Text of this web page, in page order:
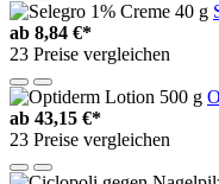
ab 8,84 €*
23 Preise vergleichen
ab 43,15 €*
23 Preise vergleichen